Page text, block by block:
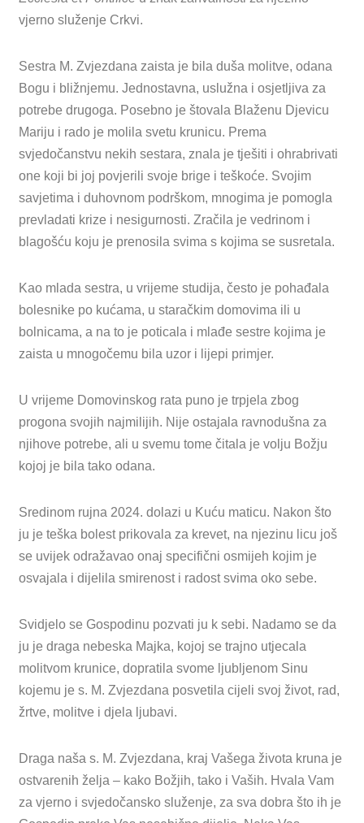
vjerno služenje Crkvi.
Sestra M. Zvjezdana zaista je bila duša molitve, odana
Bogu i bližnjemu. Jednostavna, uslužna i osjetljiva za
potrebe drugoga. Posebno je štovala Blaženu Djevicu
Mariju i rado je molila svetu krunicu. Prema
svjedočanstvu nekih sestara, znala je tješiti i ohrabrivati
one koji bi joj povjerili svoje brige i teškoće. Svojim
savjetima i duhovnom podrškom, mnogima je pomogla
prevladati krize i nesigurnosti. Zračila je vedrinom i
blagošću koju je prenosila svima s kojima se susretala.
Kao mlada sestra, u vrijeme studija, često je pohađala
bolesnike po kućama, u staračkim domovima ili u
bolnicama, a na to je poticala i mlađe sestre kojima je
zaista u mnogočemu bila uzor i lijepi primjer.
U vrijeme Domovinskog rata puno je trpjela zbog
progona svojih najmilijih. Nije ostajala ravnodušna za
njihove potrebe, ali u svemu tome čitala je volju Božju
kojoj je bila tako odana.
Sredinom rujna 2024. dolazi u Kuću maticu. Nakon što
ju je teška bolest prikovala za krevet, na njezinu licu još
se uvijek odražavao onaj specifični osmijeh kojim je
osvajala i dijelila smirenost i radost svima oko sebe.
Svidjelo se Gospodinu pozvati ju k sebi. Nadamo se da
ju je draga nebeska Majka, kojoj se trajno utjecala
molitvom krunice, dopratila svome ljubljenom Sinu
kojemu je s. M. Zvjezdana posvetila cijeli svoj život, rad,
žrtve, molitve i djela ljubavi.
Draga naša s. M. Zvjezdana, kraj Vašega života kruna je
ostvarenih želja – kako Božjih, tako i Vaših. Hvala Vam
za vjerno i svjedočansko služenje, za sva dobra što ih je